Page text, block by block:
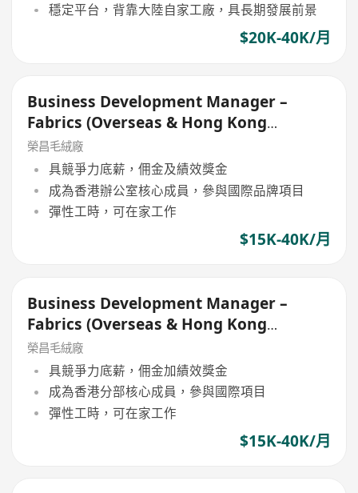
穩定平台，背靠大陸自家工廠，具長期發展前景
$20K-40K/月
Business Development Manager –
Fabrics (Overseas & Hong Kong
Markets
榮昌毛絨廠
具競爭力底薪，佣金及績效獎金
成為香港辦公室核心成員，參與國際品牌項目
彈性工時，可在家工作
$15K-40K/月
Business Development Manager –
Fabrics (Overseas & Hong Kong
Markets
榮昌毛絨廠
具競爭力底薪，佣金加績效獎金
成為香港分部核心成員，參與國際項目
彈性工時，可在家工作
$15K-40K/月